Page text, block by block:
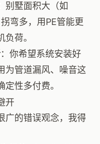
别墅面积大（如
弯多，用PE管能更
荷。
：你希望系统安装好
为管道漏风、噪音这
性多付费。
开
广的错误观念，我得